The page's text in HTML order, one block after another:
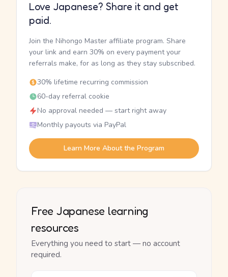
Love Japanese? Share it and get
paid.
Join the Nihongo Master affiliate program. Share
your link and earn 30% on every payment your
referrals make, for as long as they stay subscribed.
30% lifetime recurring commission
60-day referral cookie
No approval needed — start right away
Monthly payouts via PayPal
Learn More About the Program
Free Japanese learning
resources
Everything you need to start — no account
required.